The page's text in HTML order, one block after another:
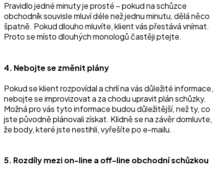
Pravidlo jedné minuty je prosté –⁠ pokud na schůzce
obchodník souvisle mluví déle než jednu minutu, dělá něco
špatně. Pokud dlouho mluvíte, klient vás přestává vnímat.
Proto se místo dlouhých monologů častěji ptejte.
4. Nebojte se změnit plány
Pokud se klient rozpovídal a chrlí na vás důležité informace,
nebojte se improvizovat a za chodu upravit plán schůzky.
Možná pro vás tyto informace budou důležitější, než ty, co
jste původně plánovali získat. Klidně se na závěr domluvte,
že body, které jste nestihli, vyřešíte po e-mailu.
5. Rozdíly mezi on-line a off-line obchodní schůzkou